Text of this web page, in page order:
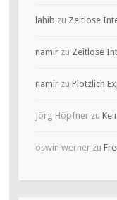
lahib zu Zeitlose
namirzu Zeitlose
namirzu Plötzlich
Jörg Höpfnerzu
oswin wernerzu